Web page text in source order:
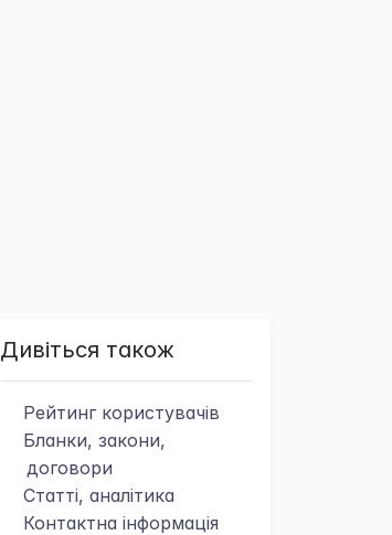
Дивіться також
Рейтинг користувачів
Бланки, закони,
договори
Статті, аналітика
Контактна інформація